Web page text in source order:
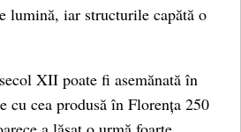
lumină, iar structurile capătă o
XII poate fi asemănată în
cu cea produsă în Florența 250